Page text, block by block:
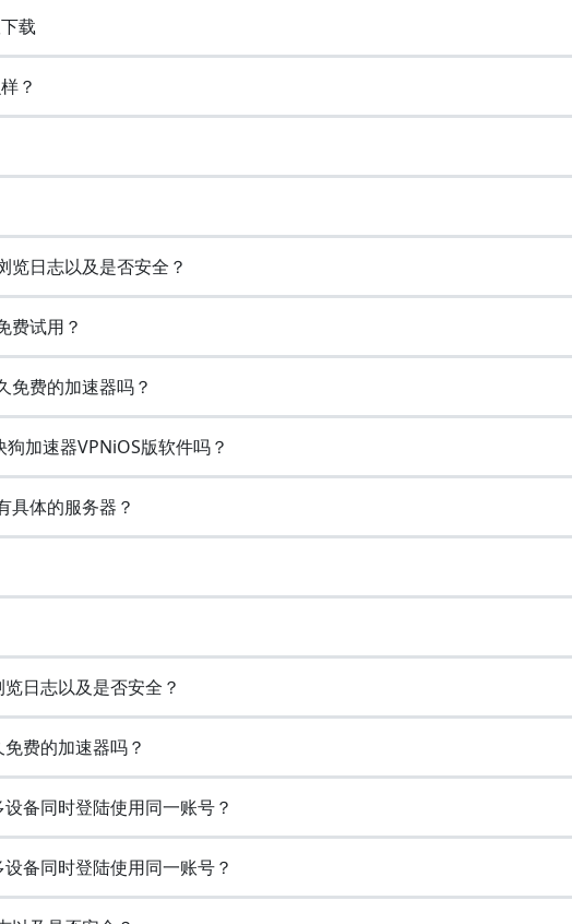
载
？
览日志以及是否安全？
费试用？
免费的加速器吗？
加速器VPNiOS版软件吗？
具体的服务器？
日志以及是否安全？
费的加速器吗？
备同时登陆使用同一账号？
备同时登陆使用同一账号？